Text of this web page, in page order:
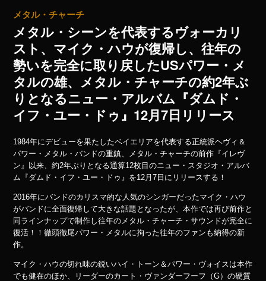
メタル・チャーチ
メタル・シーンを代表するヴォーカリ
スト、マイク・ハウが復帰し、往年の
勢いを完全に取り戻したUSパワー・メ
タルの雄、メタル・チャーチの約2年ぶ
りとなるニュー・アルバム『ダムド・
イフ・ユー・ドゥ』12月7日リリース
1984年にデビューを果たしたベイエリアを代表する正統派ヘヴィ＆
パワー・メタル・バンドの重鎮、メタル・チャーチの前作『イレヴ
ン』以来、約2年ぶりとなる通算12枚目のニュー・スタジオ・アルバ
ム『ダムド・イフ・ユー・ドゥ』を12月7日にリリースする！
2016年にバンドのカリスマ的な人気のシンガーだったマイク・ハウ
がバンドに全面復帰して大きな話題となったが、本作では再び前作と
同ラインナップで制作し往年のメタル・チャーチ・サウンドが完全に
復活！！徹頭徹尾パワー・メタルに拘った往年のファンも納得の新
作。
マイク・ハウの切れ味の鋭いハイ・トーン＆パワー・ヴォイスは本作
でも健在のほか、リーダーのカート・ヴァンダーフーフ（G）の硬質